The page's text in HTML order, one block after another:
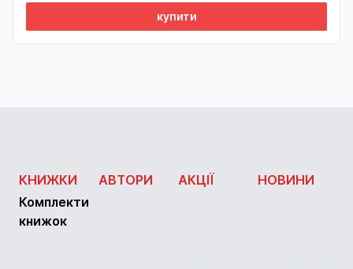
купити
КНИЖКИ
Комплекти
книжок
АВТОРИ АКЦІЇ НОВИНИ